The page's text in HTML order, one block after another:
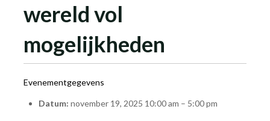
wereld vol
mogelijkheden
Evenementgegevens
Datum: november 19, 2025 10:00 am – 5:00 pm